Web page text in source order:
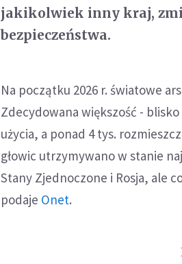
jakikolwiek inny kraj,
bezpieczeństwa.
Na początku 2026 r. światowe
Zdecydowana większość -
użycia, a ponad 4 tys.
głowic utrzymywano w stanie
Stany Zjednoczone i Rosja, ale
podaje Onet.